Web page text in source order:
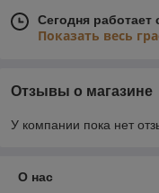
Сегодня работает
Показать весь
Отзывы о магазине
У компании пока нет
О нас